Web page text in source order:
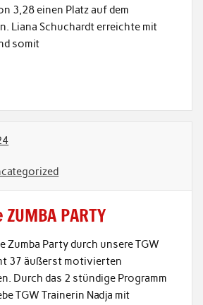
3,28 einen Platz auf dem
Liana Schuchardt erreichte mit
somit
PARTY
Zumba Party durch unsere TGW
37 äußerst motivierten
Durch das 2 stündige Programm
TGW Trainerin Nadja mit